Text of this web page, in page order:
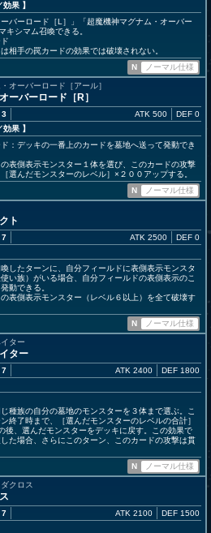
効果 】
ーバーロード［L］」「超魔機神マグナム・オーバー
キシマム召喚できる。
相手の罠カードの効果では破壊されない。
N
ノーマル仕様
オーバーロード［アール］
ーバーロード［R］
3
効果 】
ATK 500 DEF 0
ド：デッキの一番上のカードを墓地へ送って発動でき
の表側表示モンスター１体を選び、このカードの攻撃
選んだモンスターのレベル］×２００アップする。
N
ノーマル仕様
ト
7
ATK 2500 DEF 0
喚したターンに、自分フィールドに表側表示モンスタ
い族）がいる場合、自分フィールドの表側表示のこ
動できる。
の表側表示モンスター（レベル６以上）を全て破壊す
N
ノーマル仕様
ター
ター
7
ATK 2400 DEF 1800
種族の自分の墓地のモンスターを３体まで選ぶ。こ
終了時まで、［選んだモンスターのレベルの合計］
後、選んだモンスターをデッキに戻す。この効果で
た場合、さらにこのターン、このカードの攻撃は貫
N
ノーマル仕様
クロス
7
ATK 2100 DEF 1500